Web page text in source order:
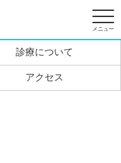
診療について
アクセス